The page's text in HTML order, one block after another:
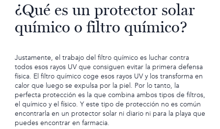
¿Qué es un protector solar
químico o filtro químico?
Justamente, el trabajo del filtro químico es luchar contra
todos esos rayos UV que consiguen evitar la primera defensa
física. El filtro químico coge esos rayos UV y los transforma en
calor que luego se expulsa por la piel. Por lo tanto, la
perfecta protección es la que combina ambos tipos de filtros,
el químico y el físico. Y este tipo de protección no es común
encontrarla en un protector solar ni diario ni para la playa que
puedes encontrar en farmacia.